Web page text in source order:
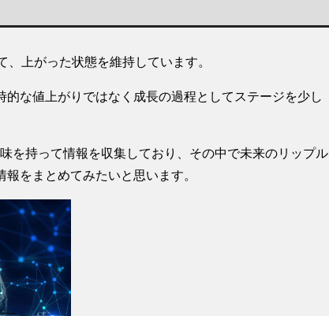
上がった状態を維持しています。
な値上がりではなく成長の過程としてステージを少し
を持って情報を収集しており、その中で未来のリップル
をまとめてみたいと思います。